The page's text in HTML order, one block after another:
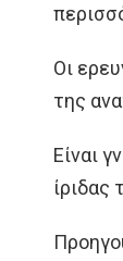
Οι
της
Είναι
ίριδας